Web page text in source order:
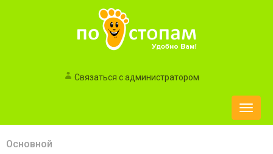
Связаться с администратором
Toggle
Основной